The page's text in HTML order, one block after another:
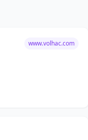
www.volhac.com